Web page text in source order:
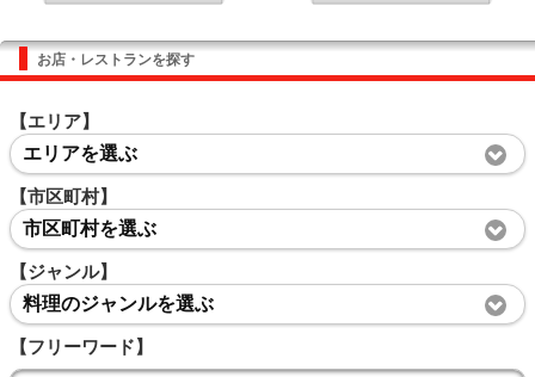
お店・レストランを探す
【エリア】
エリアを選ぶ
【市区町村】
市区町村を選ぶ
【ジャンル】
料理のジャンルを選ぶ
【フリーワード】